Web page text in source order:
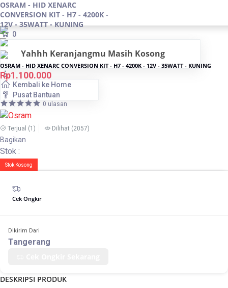
OSRAM - HID XENARC
CONVERSION KIT - H7 - 4200K -
12V - 35WATT - KUNING
0
Yahhh Keranjangmu Masih Kosong
Kembali ke Home
Pusat Bantuan
OSRAM - HID XENARC CONVERSION KIT - H7 - 4200K - 12V - 35WATT - KUNING
Rp1.100.000
0 ulasan
Terjual (1) Dilihat (2057)
Bagikan
Stok :
Stok Kosong
Cek Ongkir
Dikirim Dari
Tangerang
DESKRIPSI PRODUK